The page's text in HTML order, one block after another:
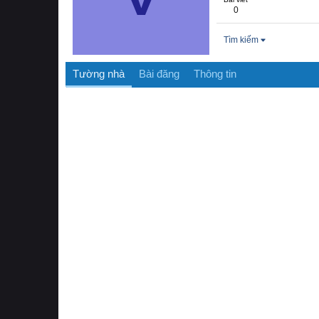
0
Tìm kiếm
Tường nhà Bài đăng Thông tin